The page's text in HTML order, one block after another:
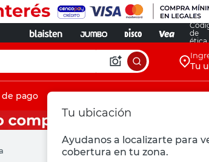
de
ética
Tu
Tu ubicación
Ayudanos a localizarte para
cobertura en tu zona.
de pago